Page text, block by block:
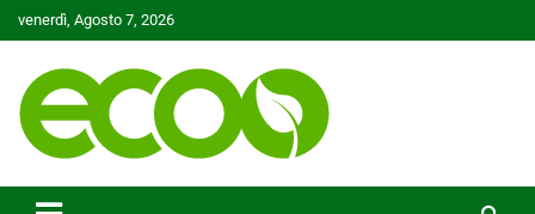
to
venerdì, Agosto 7, 2026
Ecoo.it